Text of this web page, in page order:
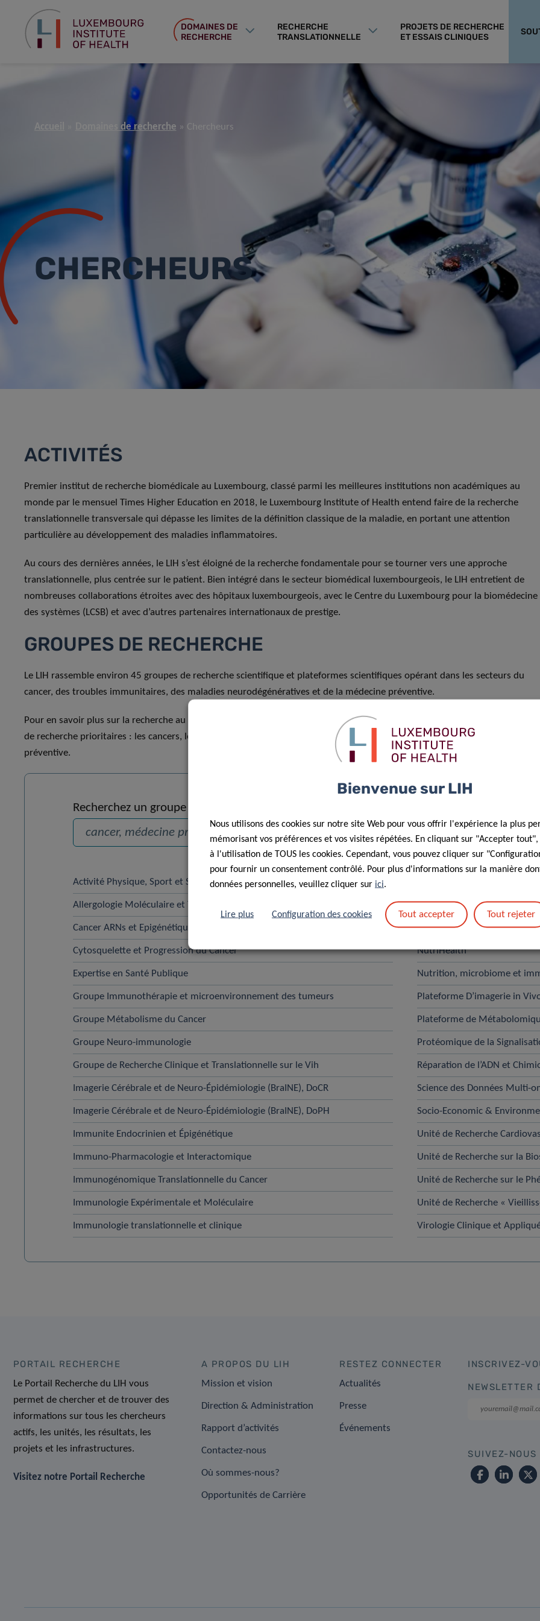
DOMAINES DE
RECHERCHE
RECHERCHE
TRANSLATIONNELLE
PROJETS DE RECHERCHE
ET ESSAIS CLINIQUES
Accueil Domaines de recherche Chercheurs
CHERCHEURS
ACTIVITÉS
Premier institut de recherche biomédicale au Luxembourg, classé parmi les meilleures institutions non académiques au
monde par le mensuel Times Higher Education en 2018, le Luxembourg Institute of Health entend faire de la recherche
translationnelle transversale qui dépasse les limites de la définition classique de la maladie, en portant une attention
particulière au développement des maladies inflammatoires.
Au cours des dernières années, le LIH s’est éloigné de la recherche fondamentale pour se tourner vers une approche
translationnelle, plus centrée sur le patient. Bien intégré dans le secteur biomédical luxembourgeois, le LIH entretient de
nombreuses collaborations étroites avec des hôpitaux luxembourgeois, avec le Centre du Luxembourg pour la biomédecine
des systèmes (LCSB) et avec d’autres partenaires internationaux de prestige.
GROUPES DE RECHERCHE
Le LIH rassemble environ 45 groupes de recherche scientifique et plateformes scientifiques opérant dans les secteurs du
cancer, des troubles immunitaires, des maladies neurodégénératives et de la médecine préventive.
Pour en savoir plus sur la recherche au LIH, consultez nos groupes de recherche, notre liste de scientifiques ou nos thèmes
de recherche prioritaires : les cancers, les troubles immunitaires, les maladies neurodégénératives et la médecine
préventive.
Recherchez un groupe de recherche
Recherche
Activité Physique, Sport et Santé
Allergologie Moléculaire et Translationnelle
Cancer ARNs et Epigénétique
Cytosquelette et Progression du Cancer
Expertise en Santé Publique
Groupe Immunothérapie et microenvironnement des tumeurs
Groupe Métabolisme du Cancer
Groupe Neuro-immunologie
Groupe de Recherche Clinique et Translationnelle sur le Vih
Imagerie Cérébrale et de Neuro-Épidémiologie (BraINE), DoCR
Imagerie Cérébrale et de Neuro-Épidémiologie (BraINE), DoPH
Immunite Endocrinien et Épigénétique
Immuno-Pharmacologie et Interactomique
Immunogénomique Translationnelle du Cancer
Immunologie Expérimentale et Moléculaire
Immunologie translationnelle et clinique
Laboratoire de Neuro-
Mouvement Humain,
NutriHealth
Nutrition, microbiome et
Plateforme D’imagerie in
Plateforme de
Protéomique de la
Réparation de l’ADN et
Science des Données Multi-
Socio-Economic &
Unité de Recherche
Unité de Recherche sur la
Unité de Recherche sur le
Unité de Recherche «
Virologie Clinique et
PORTAIL RECHERCHE
Le Portail Recherche du LIH vous
permet de chercher et de trouver des
informations sur tous les chercheurs
actifs, les unités, les résultats, les
projets et les infrastructures.
Visitez notre Portail Recherche
A PROPOS DU LIH
Mission et vision
Direction & Administration
Rapport d’activités
Contactez-nous
Où sommes-nous?
Opportunités de Carrière
RESTEZ CONNECTER
Actualités
Presse
Événements
INSCRIVEZ-
NEWSLETTER
SUIVEZ-NOUS
Bienvenue sur LIH
Nous utilisons des cookies sur notre site Web pour vous offrir l'expérience la plus
mémorisant vos préférences et vos visites répétées. En cliquant sur "Accepter tout",
à l'utilisation de TOUS les cookies. Cependant, vous pouvez cliquer sur
pour fournir un consentement contrôlé. Pour plus d'informations sur la manière
données personnelles, veuillez cliquer sur ici.
Lire plus Configuration des cookies Tout accepter Tout rejeter